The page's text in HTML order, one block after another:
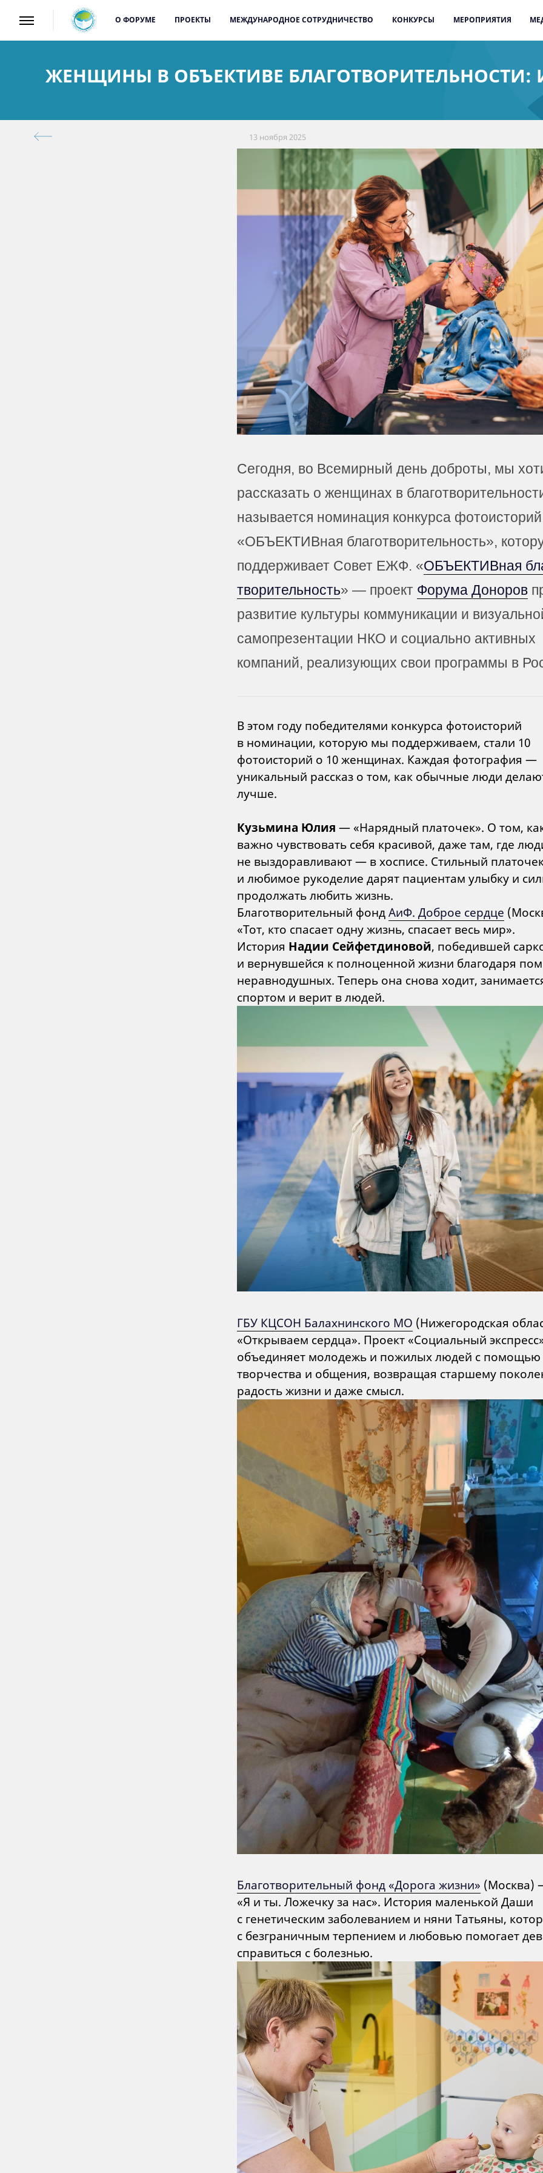
О ФОРУМЕ ПРОЕКТЫ МЕЖДУНАРОДНОЕ СОТРУДНИЧЕСТВО КОНКУРСЫ МЕРОПРИЯТИЯ
ЖЕНЩИНЫ В ОБЪЕКТИВЕ БЛАГО­ТВОРИ­ТЕЛЬ­НОСТИ:
13 ноября 2025
Сегодня, во Всемирный день доброты, мы
рассказать о женщинах в
называется номинация конкурса фотоисторий
«ОБЪЕКТИВная благо­твори­тель­ность»,
поддерживает Совет ЕЖФ. «ОБЪЕКТИВная
твори­тель­ность» — проект Форума Доноров
развитие культуры коммуникации и
самопрезентации НКО и социально активных
компаний, реализующих свои программы в
В этом году победителями конкурса фотоисторий
в номинации, которую мы поддерживаем, стали 10
фотоисторий о 10 женщинах. Каждая фотография —
уникальный рассказ о том, как обычные люди
лучше.
Кузьмина Юлия — «Нарядный платочек». О том,
важно чувствовать себя красивой, даже там, где
не выздоравливают — в хосписе. Стильный
и любимое рукоделие дарят пациентам улыбку и
продолжать любить жизнь.
Благотворительный фонд АиФ. Доброе сердце
«Тот, кто спасает одну жизнь, спасает весь мир».
История Надии Сейфетдиновой, победившей
и вернувшейся к полноценной жизни благодаря
неравнодушных. Теперь она снова ходит,
спортом и верит в людей.
ГБУ КЦСОН Балахнинского МО (Нижегородская
«Открываем сердца». Проект «Социальный
объединяет молодежь и пожилых людей с помощью
творчества и общения, возвращая старшему
радость жизни и даже смысл.
Благотворительный фонд «Дорога жизни» (Москва)
«Я и ты. Ложечку за нас». История маленькой Даши
с генетическим заболеванием и няни Татьяны,
с безграничным терпением и любовью помогает
справиться с болезнью.